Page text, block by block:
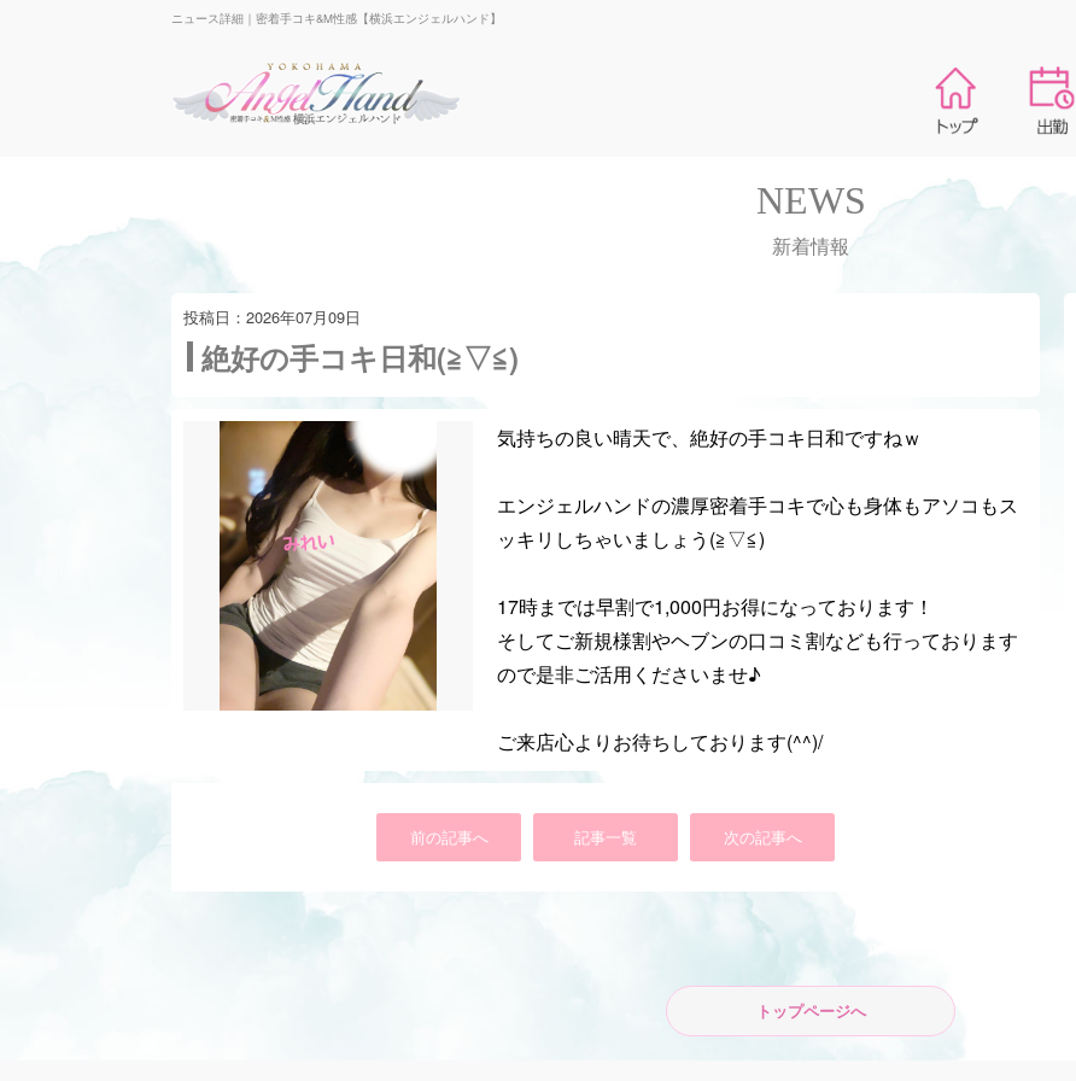
ニュース詳細｜密着手コキ&M性感【横浜エンジェルハンド】
NEWS
新着情報
2026年07月09日
絶好の手コキ日和(≧▽≦)
気持ちの良い晴天で、絶好の手コキ日和ですねｗ
エンジェルハンドの濃厚密着手コキで心も身体もアソコもス
ッキリしちゃいましょう(≧▽≦)
17時までは早割で1,000円お得になっております！
そしてご新規様割やヘブンの口コミ割なども行っております
ので是非ご活用くださいませ♪
ご来店心よりお待ちしております(^^)/
前の記事へ 記事一覧 次の記事へ
トップページへ